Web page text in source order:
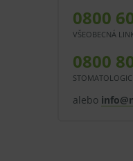
0800
VŠEOBECNÁ
0800
alebo